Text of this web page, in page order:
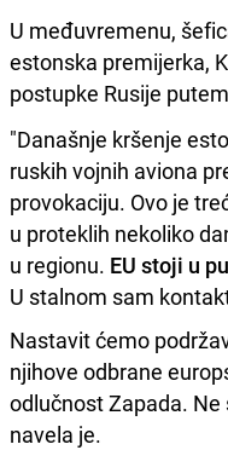
U međuvremenu,
estonska premijerka,
postupke Rusije
"Današnje kršenje
ruskih vojnih aviona
provokaciju. Ovo je
u proteklih nekoliko
u regionu. EU stoji u
U stalnom sam
Nastavit ćemo
njihove odbrane
odlučnost Zapada.
navela je.